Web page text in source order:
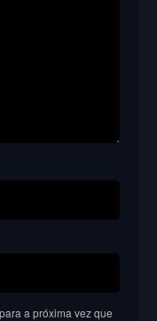
a próxima vez que